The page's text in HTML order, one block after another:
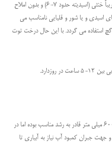
خاك های لومی تا لومی رسی، کمی اسیدی یا تقریباً خنثی (اسیدیته حدود 7-6) و بدون املاح
و یا شور و قلیایی نامناسب می
استفاده می گردد. با این حال درخت توت
این گیاه در مناطق جغرافیایی با میزان بارندگی 2500-600 میلی متر قادر به رشد مناسب بوده اما در
جهت جبران کمبود آب نیاز به آبیاری تا